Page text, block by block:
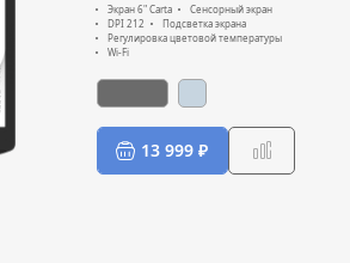
Экран 6" Carta
Сенсорный экран
DPI 212
Подсветка экрана
Регулировка цветовой температуры
Wi-Fi
13 999 ₽